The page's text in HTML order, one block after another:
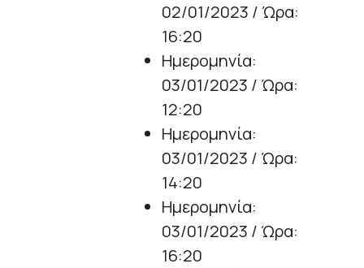
02/01/2023 / Ώρα:
16:20
Ημερομηνία:
03/01/2023 / Ώρα:
12:20
Ημερομηνία:
03/01/2023 / Ώρα:
14:20
Ημερομηνία:
03/01/2023 / Ώρα:
16:20